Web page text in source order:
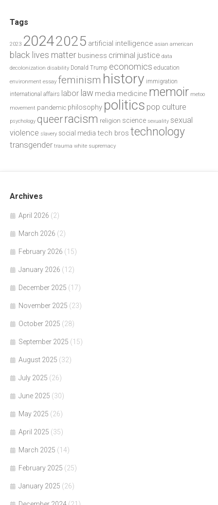
Tags
2023 20242025 artificial intelligence asian american
black lives matter business criminal justice data
decolonization disability Donald Trump economics education
environment essay feminism history immigration
international affairs labor law media medicine memoir metoo
movement pandemic philosophy politics pop culture
psychology queerracism religion science sexuality sexual
violence slavery social media tech bros technology
transgender trauma white supremacy
Archives
April 2026 (2)
March 2026 (2)
February 2026 (15)
January 2026 (12)
December 2025 (17)
November 2025 (23)
October 2025 (28)
September 2025 (15)
August 2025 (32)
July 2025 (26)
June 2025 (30)
May 2025 (26)
April 2025 (35)
March 2025 (14)
February 2025 (25)
January 2025 (26)